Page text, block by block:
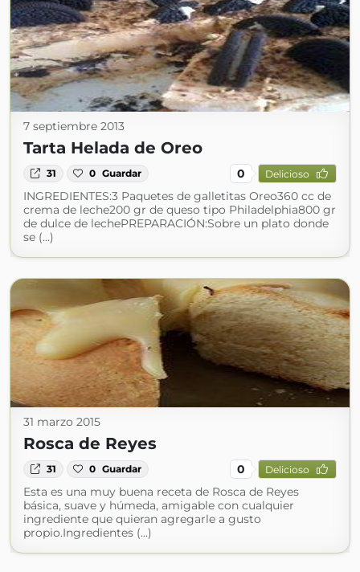
7 septiembre 2013
Tarta Helada de Oreo
31 0 Guardar 0 Delicioso
INGREDIENTES:3 Paquetes de galletitas Oreo360 cc de
crema de leche200 gr de queso tipo Philadelphia800 gr
de dulce de lechePREPARACIÓN:Sobre un plato donde
se (...)
31 marzo 2015
Rosca de Reyes
31 0 Guardar 0 Delicioso
Esta es una muy buena receta de Rosca de Reyes
básica, suave y húmeda, amigable con cualquier
ingrediente que quieran agregarle a gusto
propio.Ingredientes (...)